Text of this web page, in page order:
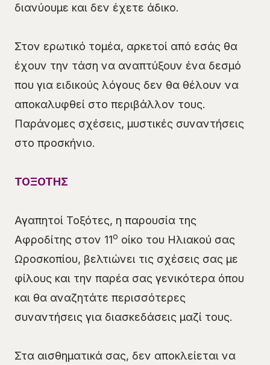
διανύουμε και δεν έχετε άδικο.
Στον ερωτικό τομέα, αρκετοί από εσάς θα
έχουν την τάση να αναπτύξουν ένα δεσμό
που για ειδικούς λόγους δεν θα θέλουν να
αποκαλυφθεί στο περιβάλλον τους.
Παράνομες σχέσεις, μυστικές συναντήσεις
στο προσκήνιο.
ΤΟΞΟΤΗΣ
Αγαπητοί Τοξότες, η παρουσία της
Αφροδίτης στον 11ο οίκο του Ηλιακού σας
Ωροσκοπίου, βελτιώνει τις σχέσεις σας με
φίλους και την παρέα σας γενικότερα όπου
και θα αναζητάτε περισσότερες
συναντήσεις για διασκεδάσεις μαζί τους.
Στα αισθηματικά σας, δεν αποκλείεται να